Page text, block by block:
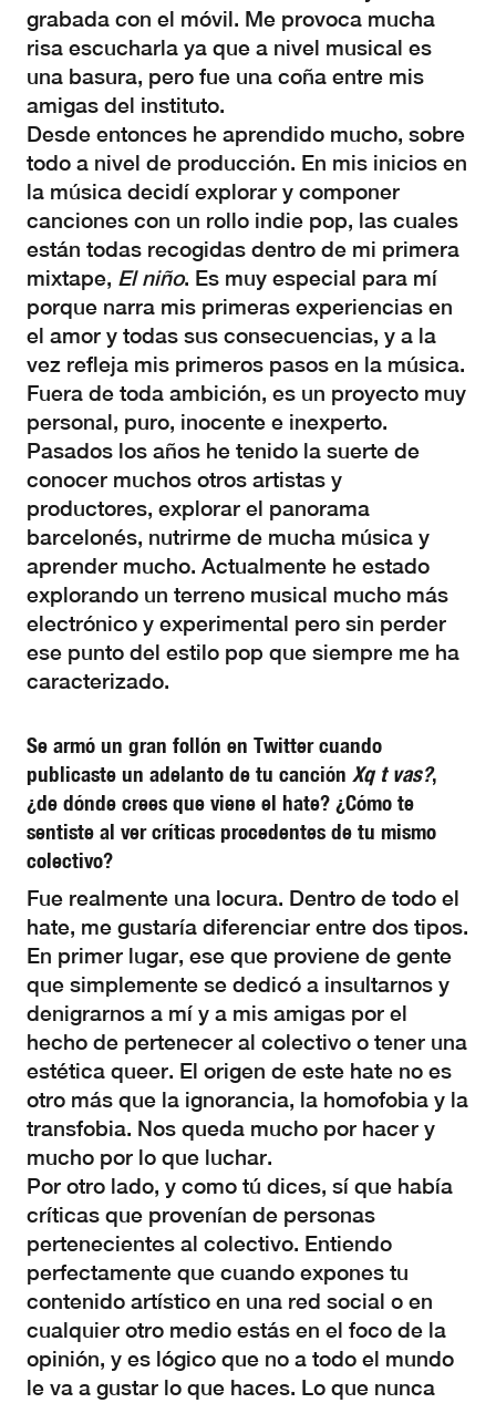
grabada con el móvil. Me provoca mucha
risa escucharla ya que a nivel musical es
una basura, pero fue una coña entre mis
amigas del instituto.
Desde entonces he aprendido mucho, sobre
todo a nivel de producción. En mis inicios en
la música decidí explorar y componer
canciones con un rollo indie pop, las cuales
están todas recogidas dentro de mi primera
mixtape, El niño. Es muy especial para mí
porque narra mis primeras experiencias en
el amor y todas sus consecuencias, y a la
vez refleja mis primeros pasos en la música.
Fuera de toda ambición, es un proyecto muy
personal, puro, inocente e inexperto.
Pasados los años he tenido la suerte de
conocer muchos otros artistas y
productores, explorar el panorama
barcelonés, nutrirme de mucha música y
aprender mucho. Actualmente he estado
explorando un terreno musical mucho más
electrónico y experimental pero sin perder
ese punto del estilo pop que siempre me ha
caracterizado.
Se armó un gran follón en Twitter cuando
publicaste un adelanto de tu canción Xq t vas?,
¿de dónde crees que viene el hate? ¿Cómo te
sentiste al ver críticas procedentes de tu mismo
colectivo?
Fue realmente una locura. Dentro de todo el
hate, me gustaría diferenciar entre dos tipos.
En primer lugar, ese que proviene de gente
que simplemente se dedicó a insultarnos y
denigrarnos a mí y a mis amigas por el
hecho de pertenecer al colectivo o tener una
estética queer. El origen de este hate no es
otro más que la ignorancia, la homofobia y la
transfobia. Nos queda mucho por hacer y
mucho por lo que luchar.
Por otro lado, y como tú dices, sí que había
críticas que provenían de personas
pertenecientes al colectivo. Entiendo
perfectamente que cuando expones tu
contenido artístico en una red social o en
cualquier otro medio estás en el foco de la
opinión, y es lógico que no a todo el mundo
le va a gustar lo que haces. Lo que nunca